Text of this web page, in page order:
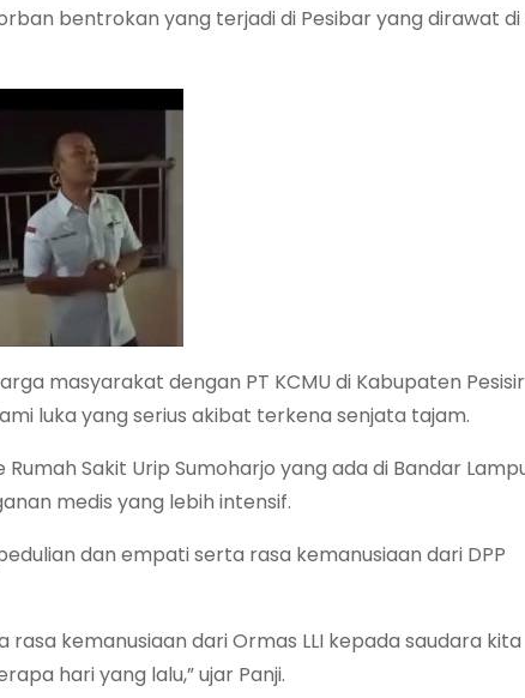
bentrokan yang terjadi di Pesibar yang dirawat di
masyarakat dengan PT KCMU di Kabupaten Pesisir
luka yang serius akibat terkena senjata tajam.
Sakit Urip Sumoharjo yang ada di Bandar
medis yang lebih intensif.
dan empati serta rasa kemanusiaan dari DPP
kemanusiaan dari Ormas LLI kepada saudara kita
hari yang lalu,” ujar Panji.